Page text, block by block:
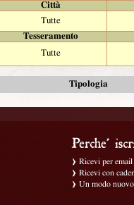
Città
Tutte
Tesseramento
Tutte
Tipologia
Ricevi per
Ricevi con
Un modo